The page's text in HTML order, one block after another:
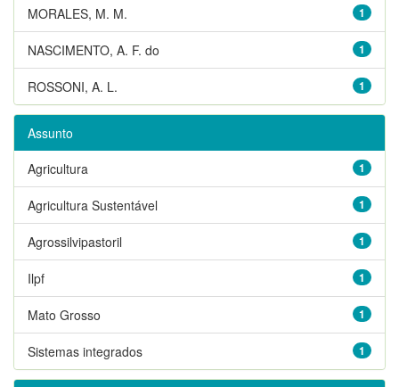
1
MORALES, M. M.
1
NASCIMENTO, A. F. do
1
ROSSONI, A. L.
Assunto
1
Agricultura
1
Agricultura Sustentável
1
Agrossilvipastoril
1
Ilpf
1
Mato Grosso
1
Sistemas integrados